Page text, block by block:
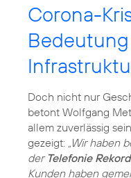
Corona-
Doch nicht nur
betont Wolfgang
allem zuverlässig
gezeigt: „Wir haben
der Telefonie
Kunden haben